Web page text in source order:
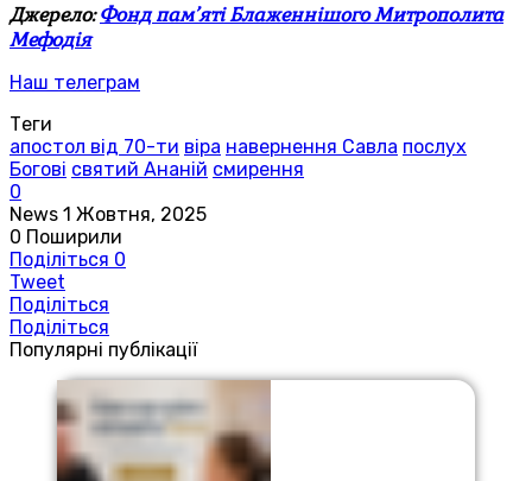
Джерело:Фонд пам’яті Блаженнішого Митрополита
Мефодія
Наш телеграм
Теги
апостол від 70-ти віра навернення Савла послух
Богові святий Ананій смирення
0
News 1 Жовтня, 2025
0 Поширили
Поділіться 0
Tweet
Поділіться
Поділіться
Популярні публікації